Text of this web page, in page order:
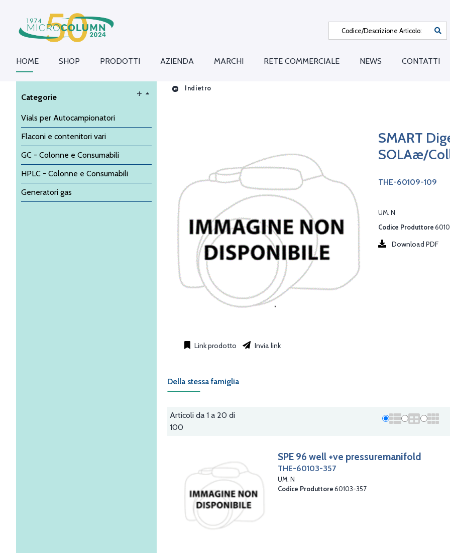
HOME SHOP PRODOTTI AZIENDA MARCHI RETE COMMERCIALE NEWS CONTATTI
Categorie
Vials per Autocampionatori
Flaconi e contenitori vari
GC - Colonne e Consumabili
HPLC - Colonne e Consumabili
Generatori gas
Indietro
SMART
SOLAæ/
THE-60109-109
UM. N
Download PDF
Codice Produttore
Link prodotto Invia link
Della stessa famiglia
Articoli da 1 a 20 di
100
SPE 96 well +ve pressuremanifold
THE-60103-357
UM. N
Codice Produttore 60103-357